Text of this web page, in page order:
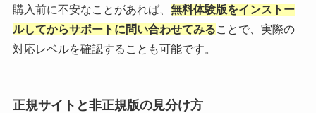
購入前に不安なことがあれば、 無料体験版をインストー
ルしてからサポートに問い合わせてみることで、実際の
対応レベルを確認することも可能です。
正規サイトと非正規版の見分け方